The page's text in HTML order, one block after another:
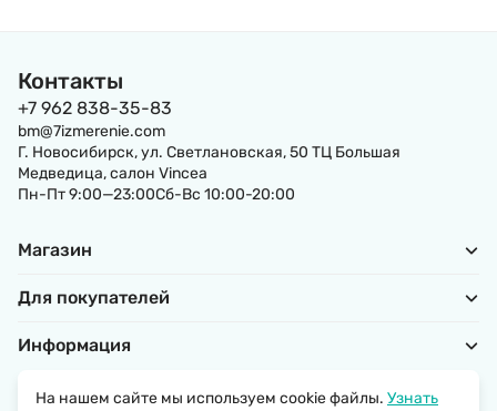
Контакты
+7 962 838-35-83
bm@7izmerenie.com
Г. Новосибирск, ул. Светлановская, 50 ТЦ Большая
Медведица, салон Vincea
Пн-Пт 9:00—23:00Сб-Вс 10:00-20:00
Магазин
Для покупателей
Информация
На нашем сайте мы используем cookie файлы. Узнать